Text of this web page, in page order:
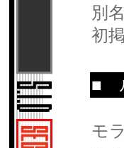
別
初
■
モ